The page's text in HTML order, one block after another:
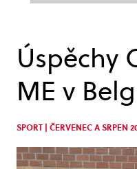
Úspěchy
ME v
SPORT | ČERVENEC A SRPEN